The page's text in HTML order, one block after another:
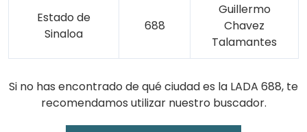
Estado de
Sinaloa
688
Guillermo
Chavez
Talamantes
Si no has encontrado de qué ciudad es la LADA 688, te
recomendamos utilizar nuestro buscador.